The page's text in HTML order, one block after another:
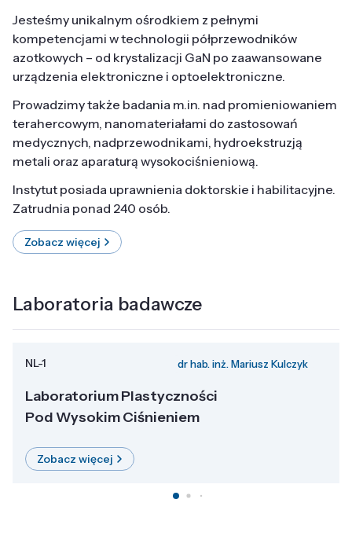
Jesteśmy unikalnym ośrodkiem z pełnymi
kompetencjami w technologii półprzewodników
azotkowych – od krystalizacji GaN po zaawansowane
urządzenia elektroniczne i optoelektroniczne.
Prowadzimy także badania m.in. nad promieniowaniem
terahercowym, nanomateriałami do zastosowań
medycznych, nadprzewodnikami, hydroekstruzją
metali oraz aparaturą wysokociśnieniową.
Instytut posiada uprawnienia doktorskie i habilitacyjne.
Zatrudnia ponad 240 osób.
Zobacz więcej
Laboratoria badawcze
NL-1 dr hab. inż. Mariusz Kulczyk
Laboratorium Plastyczności
Pod Wysokim Ciśnieniem
Zobacz więcej